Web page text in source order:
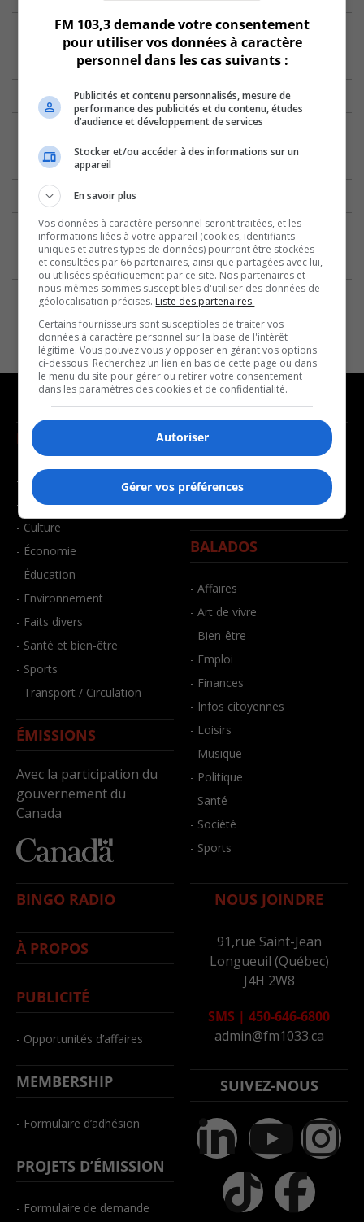
NOUVELLES
- Affaires municipales
- Communauté / Social
- Culture
- Économie
- Éducation
- Environnement
- Faits divers
- Santé et bien-être
- Sports
- Transport / Circulation
ÉMISSIONS
Avec la participation du
gouvernement du
Canada
MUSIQUE
- Décompte franco
- Joué récemment
BALADOS
- Affaires
- Art de vivre
- Bien-être
- Emploi
- Finances
- Infos citoyennes
- Loisirs
- Musique
- Politique
- Santé
- Société
- Sports
BINGO RADIO
À PROPOS
PUBLICITÉ
- Opportunités d’affaires
MEMBERSHIP
- Formulaire d’adhésion
PROJETS D’ÉMISSION
- Formulaire de demande
NOUS JOINDRE
91,rue Saint-Jean
Longueuil (Québec)
J4H 2W8
SMS | 450-646-6800
admin@fm1033.ca
SUIVEZ-NOUS
FM 103,3 demande votre consentement
pour utiliser vos données à caractère
personnel dans les cas suivants :
Publicités et contenu personnalisés, mesure de
performance des publicités et du contenu, études
d’audience et développement de services
Stocker et/ou accéder à des informations sur un
appareil
En savoir plus
Vos données à caractère personnel seront traitées, et les
informations liées à votre appareil (cookies, identifiants
uniques et autres types de données) pourront être stockées
et consultées par 66 partenaires, ainsi que partagées avec lui,
ou utilisées spécifiquement par ce site. Nos partenaires et
nous-mêmes sommes susceptibles d'utiliser des données de
géolocalisation précises. Liste des partenaires.
Certains fournisseurs sont susceptibles de traiter vos
données à caractère personnel sur la base de l'intérêt
légitime. Vous pouvez vous y opposer en gérant vos options
ci-dessous. Recherchez un lien en bas de cette page ou dans
le menu du site pour gérer ou retirer votre consentement
dans les paramètres des cookies et de confidentialité.
Autoriser
Gérer vos préférences